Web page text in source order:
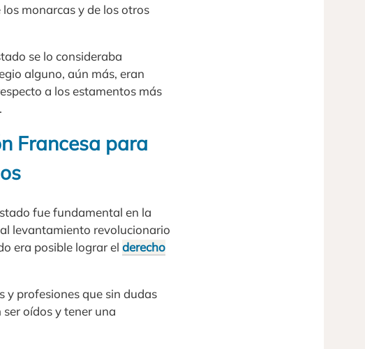
monarcas y de los otros
se lo consideraba
alguno, aún más, eran
a los estamentos más
Francesa para
fue fundamental en la
levantamiento revolucionario
era posible lograr el derecho
y profesiones que sin dudas
oídos y tener una